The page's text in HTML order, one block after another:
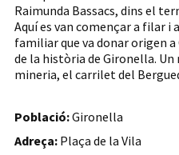
Raimunda Bassacs, dins el
Aquí es van començar a filar
familiar que va donar origen
de la història de Gironella.
mineria, el carrilet del
Població:Gironella
Adreça: Plaça de la Vila